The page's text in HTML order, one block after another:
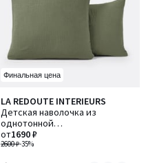
Финальная цена
LA REDOUTE INTERIEURS
Детская наволочка из
однотонной
хлопчатобумажной газовой
ткани, Kumla / Кумла
2600 ₽-35%
от1690 ₽
2,6
/ 5
Количество
цветов:
6